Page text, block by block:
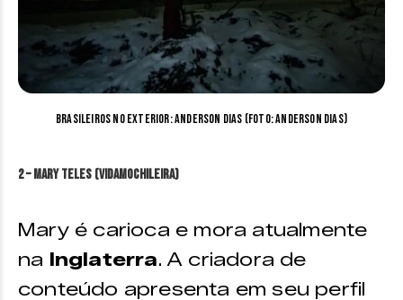
Brasileiros no exterior: Anderson Dias (Foto: Anderson Dias)
2 – Mary Teles (Vidamochileira)
Mary é carioca e mora atualmente
na Inglaterra. A criadora de
conteúdo apresenta em seu perfil